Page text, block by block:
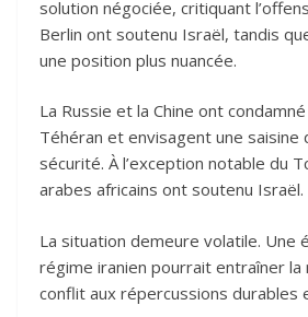
solution négociée, critiquant
Berlin ont soutenu Israël, tandis
une position plus nuancée.
La Russie et la Chine ont
Téhéran et envisagent une saisine
sécurité. À l’exception notable du
arabes africains ont soutenu Israël.
La situation demeure volatile. Une
régime iranien pourrait entraîner la
conflit aux répercussions durables